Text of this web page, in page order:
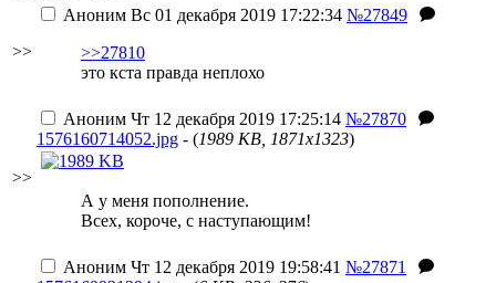
>>
Аноним Вс 01 декабря 2019 17:22:34 №27849
>>27810
это кста правда неплохо
>>
Аноним Чт 12 декабря 2019 17:25:14 №27870
1576160714052.jpg - (1989 KB, 1871x1323)
А у меня пополнение.
Всех, короче, с наступающим!
Аноним Чт 12 декабря 2019 19:58:41 №27871